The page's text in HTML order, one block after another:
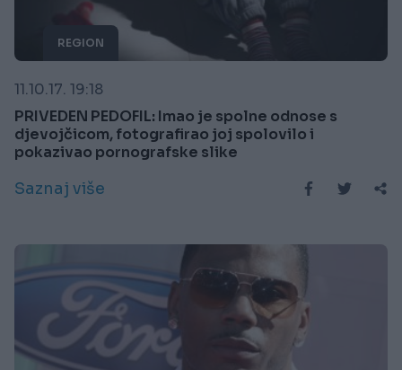
REGION
11.10.17. 19:18
PRIVEDEN PEDOFIL: Imao je spolne odnose s
djevojčicom, fotografirao joj spolovilo i
pokazivao pornografske slike
Saznaj više